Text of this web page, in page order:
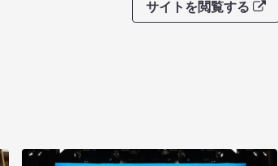
サイトを閲覧する